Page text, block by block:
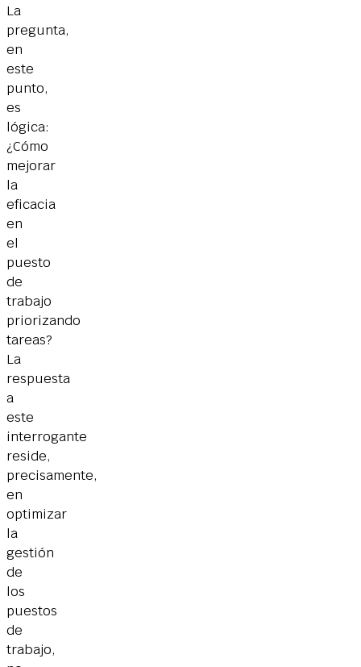
La
pregunta,
en
este
punto,
es
lógica:
¿Cómo
mejorar
la
eficacia
en
el
puesto
de
trabajo
priorizando
tareas?
La
respuesta
a
este
interrogante
reside,
precisamente,
en
optimizar
la
gestión
de
los
puestos
de
trabajo,